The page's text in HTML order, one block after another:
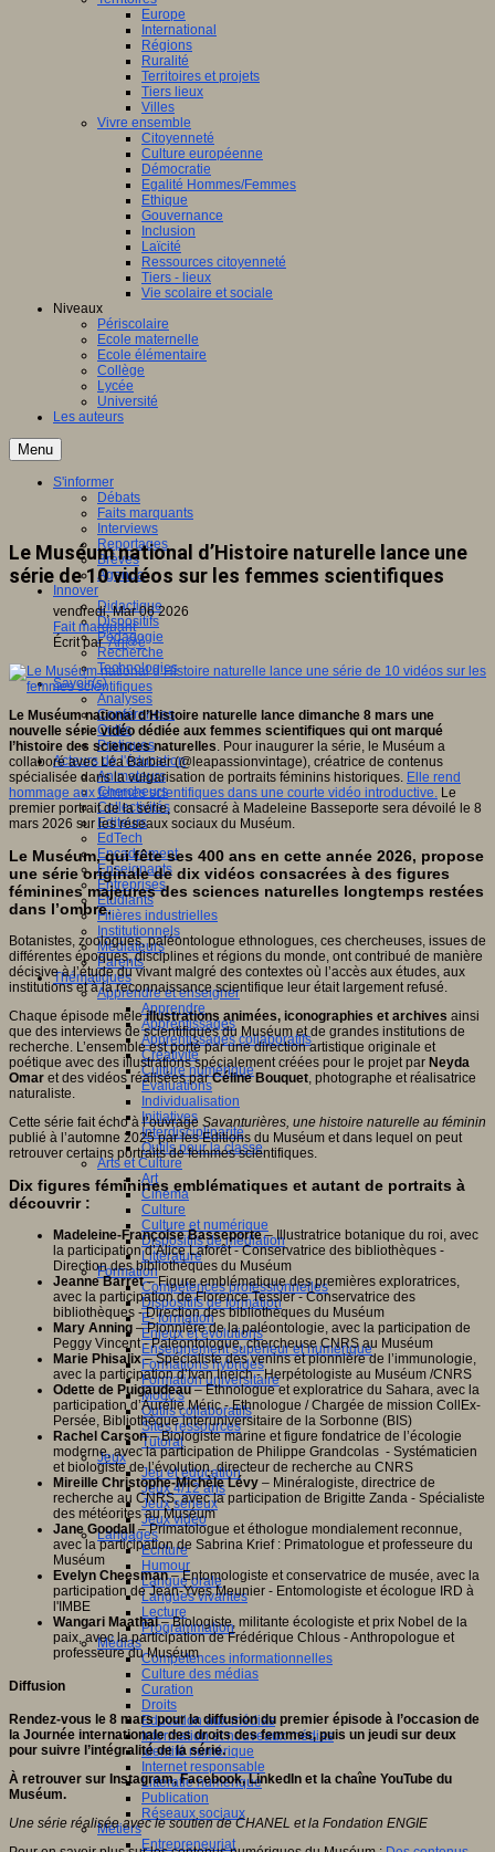
Europe
International
Régions
Ruralité
Territoires et projets
Tiers lieux
Villes
Vivre ensemble
Citoyenneté
Culture européenne
Démocratie
Egalité Hommes/Femmes
Ethique
Gouvernance
Inclusion
Laïcité
Ressources citoyenneté
Tiers - lieux
Vie scolaire et sociale
Niveaux
Périscolaire
Ecole maternelle
Ecole élémentaire
Collège
Lycée
Université
Les auteurs
Menu
S'informer
Débats
Faits marquants
Interviews
Reportages
Brèves
Agenda
Innover
Didactique
Dispositifs
Pédagogie
Recherche
Technologies
Savoir(s)
Analyses
Conférences
Outils
Pratiques
Acteurs de l'éducation
Animateurs
Chercheurs
Collectivités
Editeurs
EdTech
Encadrement
Enseignants
Entreprises
Etudiants
Filières industrielles
Institutionnels
Médiateurs
Parents
Thématiques
Apprendre et enseigner
Apprendre
Apprentissages
Apprentissages collaboratifs
Créativité
Culture numérique
Evaluations
Individualisation
Initiatives
Interdisciplinarité
Outils pour la classe
Arts et Culture
Art
Cinéma
Culture
Culture et numérique
Dispositifs de médiation
Littérature
Formation
Compétences professionnelles
Dispositifs de formation
E- formation
Enjeux et évolutions
Enseignement supérieur et numérique
Formations hybrides
Formation universitaire
Mooc’s
Outils collaboratifs
Sites ressources
Tutorat
Jeux
Jeu et éducation
Jeux 4/12 ans
Jeux sérieux
Jeux vidéo
Langages
Ecriture
Humour
Langue orale
Langues vivantes
Lecture
Programmation
Médias
Compétences informationnelles
Culture des médias
Curation
Droits
Education aux médias
Information et nouveaux médias
Identité numérique
Internet responsable
Littératie numérique
Publication
Réseaux sociaux
Métiers
Entrepreneuriat
Le Muséum national d’Histoire naturelle lance une
série de 10 vidéos sur les femmes scientifiques
vendredi, Mar 06 2026
Fait marquant
Écrit parAn@é
Le Muséum national d’Histoire naturelle lance dimanche 8 mars une
nouvelle série vidéo dédiée aux femmes scientifiques qui ont marqué
l’histoire des sciences naturelles. Pour inaugurer la série, le Muséum a
collaboré avec Léa Barbier (@leapassionvintage), créatrice de contenus
spécialisée dans la vulgarisation de portraits féminins historiques. Elle rend
hommage aux femmes scientifiques dans une courte vidéo introductive. Le
premier portrait de la série, consacré à Madeleine Basseporte sera dévoilé le 8
mars 2026 sur les réseaux sociaux du Muséum.
Le Muséum, qui fête ses 400 ans en cette année 2026, propose
une série originale de dix vidéos consacrées à des figures
féminines majeures des sciences naturelles longtemps restées
dans l’ombre.
Botanistes, zoologues, paléontologue ethnologues, ces chercheuses, issues de
différentes époques, disciplines et régions du monde, ont contribué de manière
décisive à l’étude du vivant malgré des contextes où l’accès aux études, aux
institutions et à la reconnaissance scientifique leur était largement refusé.
Chaque épisode mêleillustrations animées, iconographies et archives ainsi
que des interviews de scientifiques du Muséum et de grandes institutions de
recherche. L’ensemble est porté par une direction artistique originale et
poétique avec des illustrations spécialement créées pour le projet par Neyda
Omar et des vidéos réalisées parCéline Bouquet, photographe et réalisatrice
naturaliste.
Cette série fait écho à l’ouvrage Savanturières, une histoire naturelle au féminin
publié à l’automne 2025 par les Editions du Muséum et dans lequel on peut
retrouver certains portraits de femmes scientifiques.
Dix figures féminines emblématiques et autant de portraits à
découvrir :
Madeleine-Françoise Basseporte– Illustratrice botanique du roi, avec
la participation d’Alice Laforêt - Conservatrice des bibliothèques -
Direction des bibliothèques du Muséum
Jeanne Barret– Figure emblématique des premières exploratrices,
avec la participation de Florence Tessier - Conservatrice des
bibliothèques - Direction des bibliothèques du Muséum
Mary Anning – Pionnière de la paléontologie, avec la participation de
Peggy Vincent - Paléontologue, chercheuse CNRS au Muséum
Marie Phisalix– Spécialiste des venins et pionnière de l’immunologie,
avec la participation d’Ivan Ineich - Herpétologiste au Muséum /CNRS
Odette de Puigaudeau– Ethnologue et exploratrice du Sahara, avec la
participation d’Aurélie Méric - Ethnologue / Chargée de mission CollEx-
Persée, Bibliothèque interuniversitaire de la Sorbonne (BIS)
Rachel Carson– Biologiste marine et figure fondatrice de l’écologie
moderne, avec la participation de Philippe Grandcolas - Systématicien
et biologiste de l’évolution, directeur de recherche au CNRS
Mireille Christophe-Michèle Lévy – Minéralogiste, directrice de
recherche au CNRS, avec la participation de Brigitte Zanda - Spécialiste
des météorites au Muséum
Jane Goodall– Primatologue et éthologue mondialement reconnue,
avec la participation de Sabrina Krief : Primatologue et professeure du
Muséum
Evelyn Cheesman– Entomologiste et conservatrice de musée, avec la
participation de Jean-Yves Meunier - Entomologiste et écologue IRD à
l'IMBE
Wangari Maathai– Biologiste, militante écologiste et prix Nobel de la
paix, avec la participation de Frédérique Chlous - Anthropologue et
professeure du Muséum
Diffusion
Rendez-vous le 8 mars pour la diffusion du premier épisode à l’occasion de
la Journée internationale des droits des femmes, puis un jeudi sur deux
pour suivre l’intégralité de la série.
À retrouver sur Instagram, Facebook, LinkedIn et la chaîne YouTube du
Muséum.
Une série réalisée avec le soutien de CHANEL et la Fondation ENGIE